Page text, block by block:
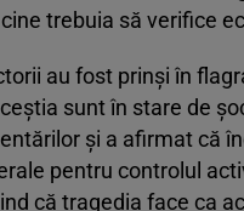
trebuia să verifice
au fost prinși în
sunt în stare de
și a afirmat că
pentru controlul
că tragedia face ca